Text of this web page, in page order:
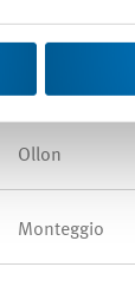
Ollon
Monteggio